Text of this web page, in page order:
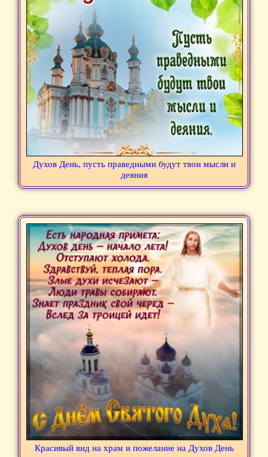
Духов День, пусть праведными будут твои мысли и
деяния
Красивый вид на храм и пожелание на Духов День